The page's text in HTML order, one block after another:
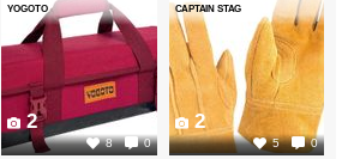
YOGOTO
8 0
2
CAPTAIN STAG
5 0
2